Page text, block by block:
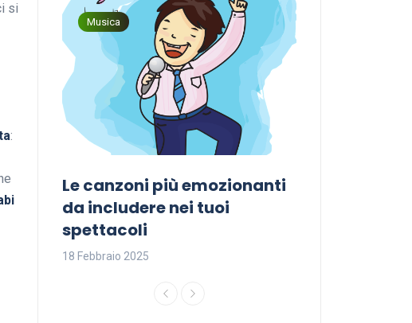
si
:
la
Musica
Le canzoni più emozionanti
da includere nei tuoi
spettacoli
18 Febbraio 2025